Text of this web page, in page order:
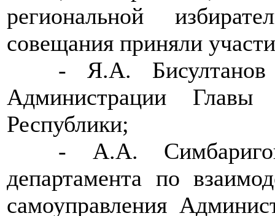
региональной
совещания приняли
- Я.А. Бисултанов
Администрации Главы
Республики;
- А.А.
департамента по
самоуправления